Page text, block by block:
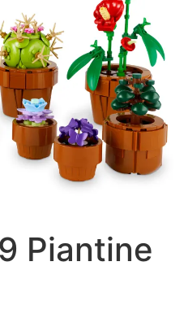
Piantine